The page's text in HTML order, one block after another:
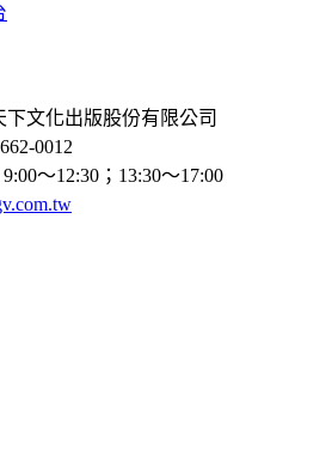
下文化出版股份有限公司
0012
～12:30；13:30～17:00